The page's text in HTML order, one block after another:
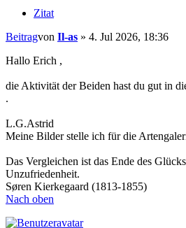
Zitat
Beitragvon Il-as » 4. Jul 2026, 18:36
Hallo Erich ,
die Aktivität der Beiden hast du gut in
.
L.G.Astrid
Meine Bilder stelle ich für die
Das Vergleichen ist das Ende des
Unzufriedenheit.
Søren Kierkegaard (1813-1855)
Nach oben